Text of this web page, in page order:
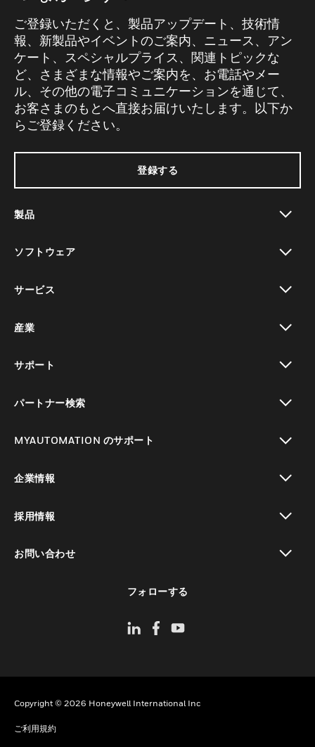
ご登録いただくと、製品アップデート、技術情
報、新製品やイベントのご案内、ニュース、アン
ケート、スペシャルプライス、関連トピックな
ど、さまざまな情報やご案内を、お電話やメー
ル、その他の電子コミュニケーションを通じて、
お客さまのもとへ直接お届けいたします。以下か
らご登録ください。
登録する
製品
ソフトウェア
サービス
産業
サポート
パートナー検索
MYAUTOMATION のサポート
企業情報
採用情報
お問い合わせ
フォローする
Copyright © 2026 Honeywell International Inc
ご利用規約